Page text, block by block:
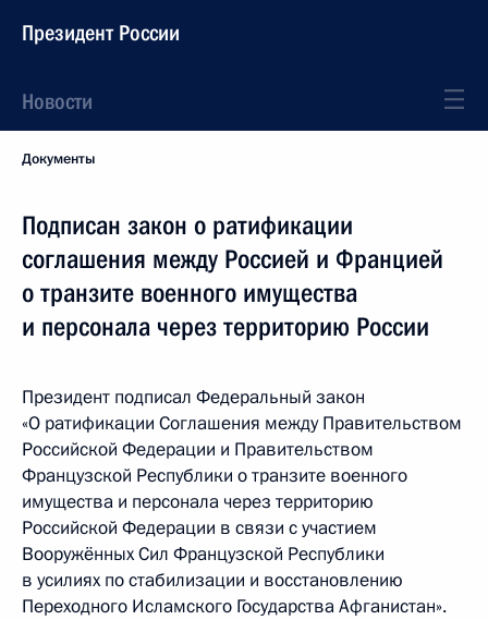
Президент России
Новости
Документы
Подписан закон о ратификации
соглашения между Россией и Францией
о транзите военного имущества
и персонала через территорию России
Президент подписал Федеральный закон
«О ратификации Соглашения между Правительством
Российской Федерации и Правительством
Французской Республики о транзите военного
имущества и персонала через территорию
Российской Федерации в связи с участием
Вооружённых Сил Французской Республики
в усилиях по стабилизации и восстановлению
Переходного Исламского Государства Афганистан».